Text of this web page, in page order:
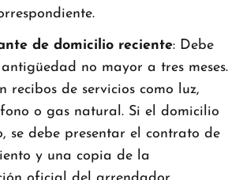
de domicilio reciente: Debe
no mayor a tres meses.
recibos de servicios como luz,
o gas natural. Si el domicilio
se debe presentar el contrato de
y una copia de la